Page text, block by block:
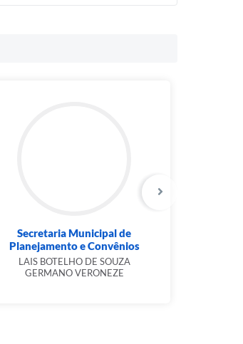
Secretaria Municipal de
Planejamento e Convênios
LAIS BOTELHO DE SOUZA
GERMANO VERONEZE